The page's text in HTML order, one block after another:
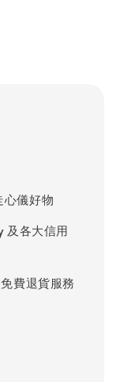
儀好物
及各大信用
費退貨服務